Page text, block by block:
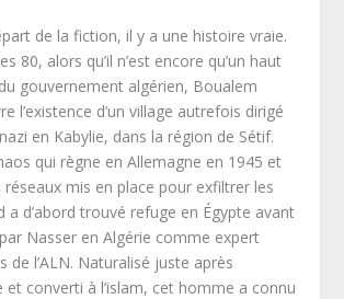
de la fiction, il y a une histoire vraie.
80, alors qu’il n’est encore qu’un haut
gouvernement algérien, Boualem
l’existence d’un village autrefois dirigé
en Kabylie, dans la région de Sétif.
qui règne en Allemagne en 1945 et
réseaux mis en place pour exfiltrer les
a d’abord trouvé refuge en Égypte avant
Nasser en Algérie comme expert
de l’ALN. Naturalisé juste après
et converti à l’islam, cet homme a connu